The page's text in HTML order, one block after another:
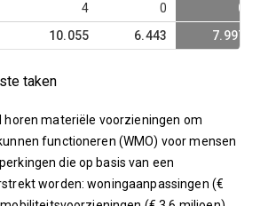
4 0
0
10.055 6.443 7.997
taken
horen materiële voorzieningen om
functioneren (WMO) voor mensen
die op basis van een
worden: woningaanpassingen (€